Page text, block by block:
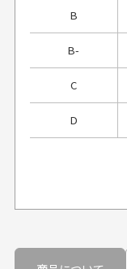
B
B-
C
D
30代男性